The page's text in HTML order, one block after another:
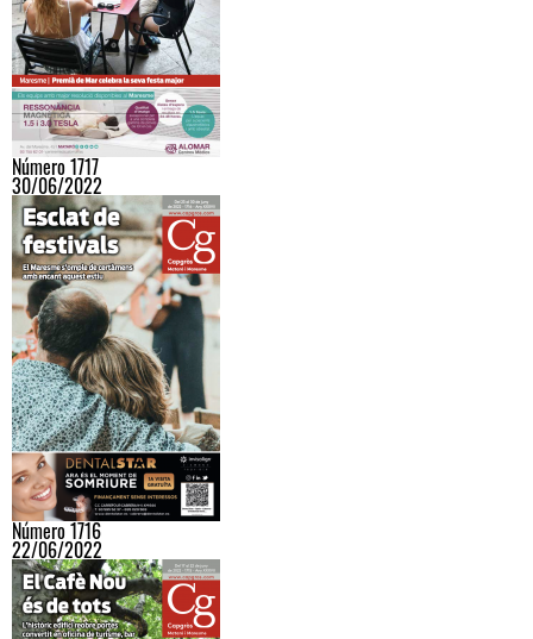
Número 1717
30/06/2022
Número 1716
22/06/2022